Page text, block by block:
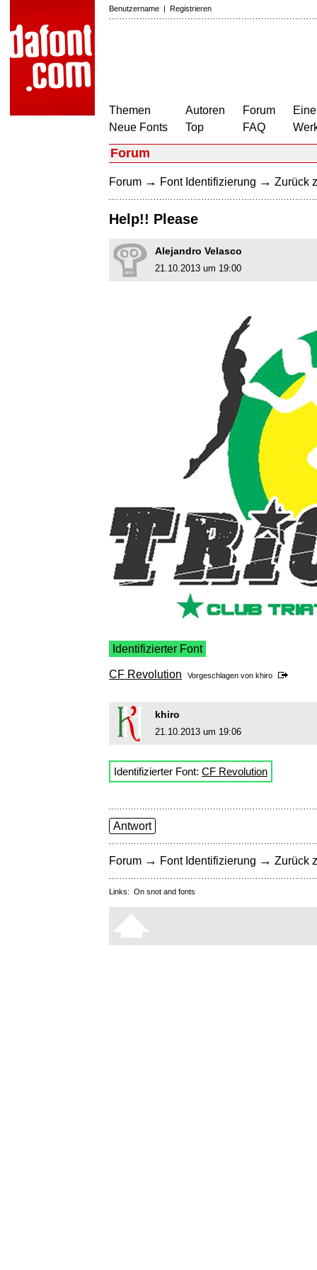
Benutzername | Registrieren
Themen
Neue Fonts
Autoren
Top
Forum
FAQ
Forum
Forum → Font Identifizierung → Zurück
Help!! Please
Alejandro Velasco
21.10.2013 um 19:00
Identifizierter Font
CF Revolution Vorgeschlagen von khiro
khiro
21.10.2013 um 19:06
Identifizierter Font: CF Revolution
Antwort
Forum → Font Identifizierung → Zurück
Links: On snot and fonts